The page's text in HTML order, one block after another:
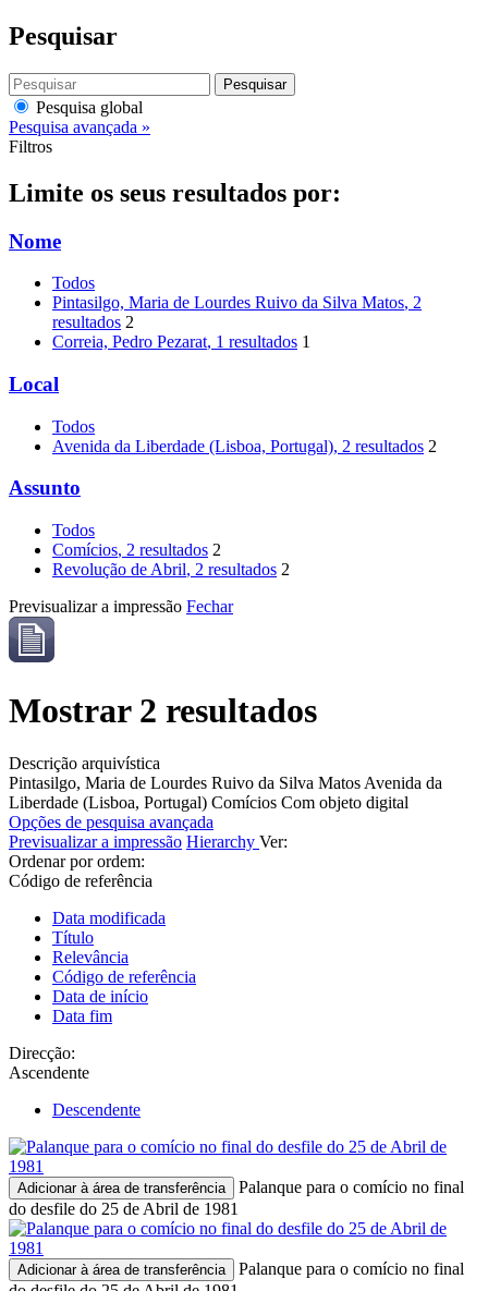
Pesquisar
Pesquisar
Pesquisa global
Pesquisa avançada »
Filtros
Limite os seus resultados por:
Nome
Todos
Pintasilgo, Maria de Lourdes Ruivo da Silva Matos, 2
resultados 2
Correia, Pedro Pezarat, 1 resultados 1
Local
Todos
Avenida da Liberdade (Lisboa, Portugal), 2 resultados 2
Assunto
Todos
Comícios, 2 resultados 2
Revolução de Abril, 2 resultados 2
Previsualizar a impressão Fechar
Mostrar 2 resultados
Descrição arquivística
Pintasilgo, Maria de Lourdes Ruivo da Silva Matos Avenida da
Liberdade (Lisboa, Portugal) Comícios Com objeto digital
Opções de pesquisa avançada
Previsualizar a impressão Hierarchy Ver:
Ordenar por ordem:
Código de referência
Data modificada
Título
Relevância
Código de referência
Data de início
Data fim
Direcção:
Ascendente
Descendente
Adicionar à área de transferência
Palanque para o comício no final
do desfile do 25 de Abril de 1981
Adicionar à área de transferência
Palanque para o comício no final